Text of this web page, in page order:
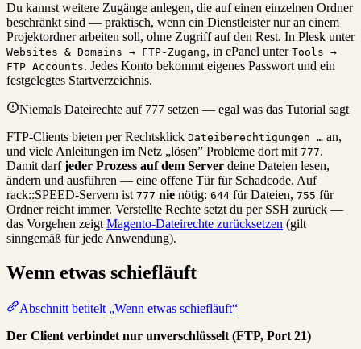
Du kannst weitere Zugänge anlegen, die auf einen einzelnen Ordner
beschränkt sind — praktisch, wenn ein Dienstleister nur an einem
Projektordner arbeiten soll, ohne Zugriff auf den Rest. In Plesk unter
Websites & Domains → FTP-Zugang, in cPanel unter Tools →
FTP Accounts. Jedes Konto bekommt eigenes Passwort und ein
festgelegtes Startverzeichnis.
Niemals Dateirechte auf 777 setzen — egal was das Tutorial sagt
FTP-Clients bieten per Rechtsklick Dateiberechtigungen … an,
und viele Anleitungen im Netz „lösen” Probleme dort mit 777.
Damit darfjeder Prozess auf dem Server deine Dateien lesen,
ändern und ausführen — eine offene Tür für Schadcode. Auf
rack::SPEED-Servern ist 777 nie nötig: 644 für Dateien, 755 für
Ordner reicht immer. Verstellte Rechte setzt du per SSH zurück —
das Vorgehen zeigt Magento-Dateirechte zurücksetzen (gilt
sinngemäß für jede Anwendung).
Wenn etwas schiefläuft
Abschnitt betitelt „Wenn etwas schiefläuft“
Der Client verbindet nur unverschlüsselt (FTP, Port 21)